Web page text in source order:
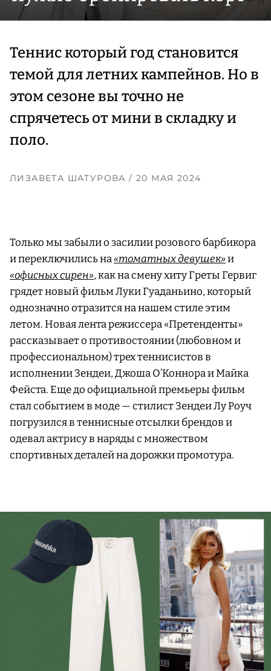
Теннис который год становится
темой для летних кампейнов. Но в
этом сезоне вы точно не
спрячетесь от мини в складку и
поло.
ЛИЗАВЕТА ШАТУРОВА/ 20 МАЯ 2024
Только мы забыли о засилии розового барбикора
и переключились на«томатных девушек»и
«офисных сирен», как на смену хиту Греты Гервиг
грядет новый фильм Луки Гуаданьино, который
однозначно отразится на нашем стиле этим
летом. Новая лента режиссера «Претенденты»
рассказывает о противостоянии (любовном и
профессиональном) трех теннисистов в
исполнении Зендеи, Джоша О’Коннора и Майка
Фейста. Еще до официальной премьеры фильм
стал событием в моде — стилист Зендеи Лу Роуч
погрузился в теннисные отсылки брендов и
одевал актрису в наряды с множеством
спортивных деталей на дорожки промотура.